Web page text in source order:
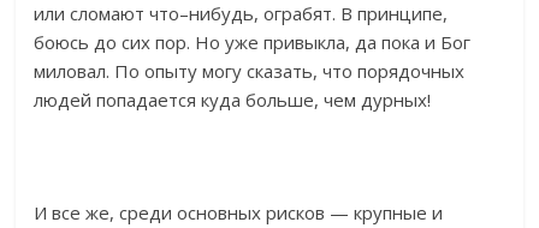
или сломают что–нибудь, ограбят. В принципе,
боюсь до сих пор. Но уже привыкла, да пока и Бог
миловал. По опыту могу сказать, что порядочных
людей попадается куда больше, чем дурных!
И все же, среди основных рисков — крупные и